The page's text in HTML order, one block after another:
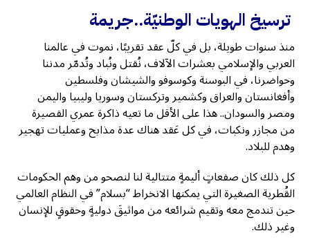
ترسيخ الهويات الوطنيّة..جريمة
منذ سنوات طويلة، بل في كلّ عقد تقريبًا، نموت في عالمنا
العربي والإسلامي بعشرات الآلاف، نُقتل ونُباد وتُدمّر مدننا
وحواضرنا، في البوسنة وكوسوفو والشيشان وفلسطين
وأفغانستان والعراق وكشمير وتركستان وسوريا وليبيا واليمن
ومصر والسودان.. هذا على الأقل ما تعيه ذاكرة عمري القصيرة
من مجازر ونكبات، في كل عَقد هناك عدة مذابح وعمليات تهجير
وهدم للبلاد.
كل ذلك كان صفعاتٍ أليمةٍ متتالية لنا لنصحو من وهم الحكومات
القُطرية الصغيرة التي يمكنها الانخراط “بسلام” في النظام العالمي
حين تندمج معه وتقيم شرائعه من مواثيقَ دوليةٍ وحقوقٍ للإنسان
وغير ذلك.